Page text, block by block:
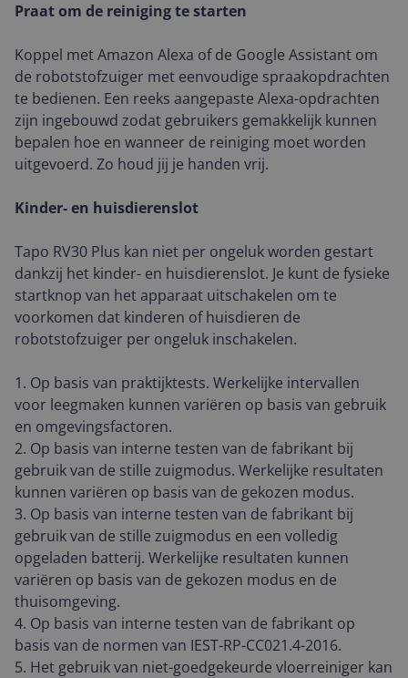
Praat om de reiniging te starten
Koppel met Amazon Alexa of de Google Assistant om
de robotstofzuiger met eenvoudige spraakopdrachten
te bedienen. Een reeks aangepaste Alexa-opdrachten
zijn ingebouwd zodat gebruikers gemakkelijk kunnen
bepalen hoe en wanneer de reiniging moet worden
uitgevoerd. Zo houd jij je handen vrij.
Kinder- en huisdierenslot
Tapo RV30 Plus kan niet per ongeluk worden gestart
dankzij het kinder- en huisdierenslot. Je kunt de fysieke
startknop van het apparaat uitschakelen om te
voorkomen dat kinderen of huisdieren de
robotstofzuiger per ongeluk inschakelen.
1. Op basis van praktijktests. Werkelijke intervallen
voor leegmaken kunnen variëren op basis van gebruik
en omgevingsfactoren.
2. Op basis van interne testen van de fabrikant bij
gebruik van de stille zuigmodus. Werkelijke resultaten
kunnen variëren op basis van de gekozen modus.
3. Op basis van interne testen van de fabrikant bij
gebruik van de stille zuigmodus en een volledig
opgeladen batterij. Werkelijke resultaten kunnen
variëren op basis van de gekozen modus en de
thuisomgeving.
4. Op basis van interne testen van de fabrikant op
basis van de normen van IEST-RP-CC021.4-2016.
5. Het gebruik van niet-goedgekeurde vloerreiniger kan